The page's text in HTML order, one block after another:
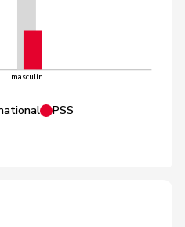
masculin
PSS